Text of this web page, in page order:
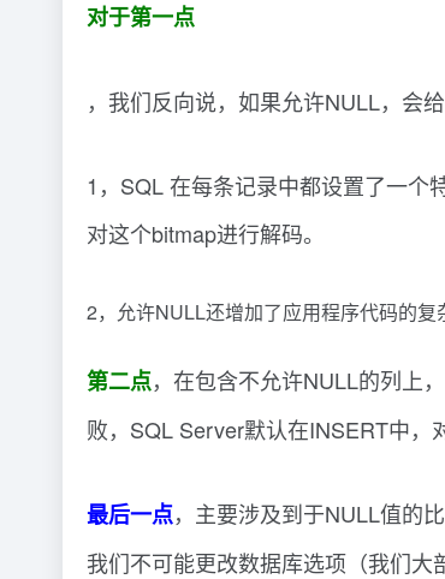
对于第一点
，我们反向说，如果允许NULL，会
1，SQL 在每条记录中都设置了一个
对这个bitmap进行解码。
2，允许NULL还增加了应用程序代码的复
第二点，在包含不允许NULL的列上
败，SQL Server默认在INSERT中，
最后一点，主要涉及到于NULL值的
我们不可能更改数据库选项（我们